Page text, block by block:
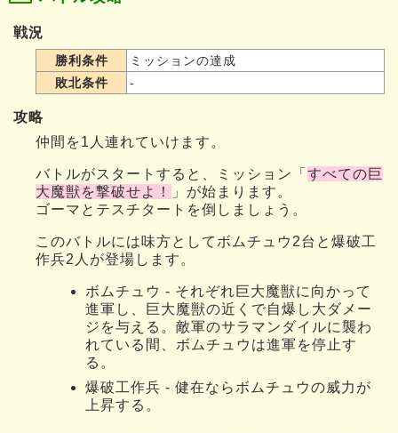
戦況
勝利条件
ミッションの達成
敗北条件
-
攻略
仲間を1人連れていけます。
バトルがスタートすると、ミッション「 すべての巨
大魔獣を撃破せよ！
」が始まります。
ゴーマとテスチタートを倒しましょう。
このバトルには味方としてボムチュウ2台と爆破工
作兵2人が登場します。
ボムチュウ - それぞれ巨大魔獣に向かって
進軍し、巨大魔獣の近くで自爆し大ダメー
ジを与える。敵軍のサラマンダイルに襲わ
れている間、ボムチュウは進軍を停止す
る。
爆破工作兵 - 健在ならボムチュウの威力が
上昇する。